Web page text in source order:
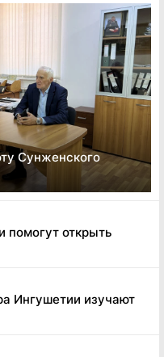
Сунженского
помогут открыть
Ингушетии изучают